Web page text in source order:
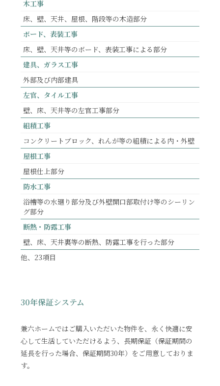
木工事
床、壁、天井、屋根、階段等の木造部分
ボード、表装工事
床、壁、天井等のボード、表装工事による部分
建具、ガラス工事
外部及び内部建具
左官、タイル工事
壁、床、天井等の左官工事部分
組積工事
コンクリートブロック、れんが等の組積による内・外壁
屋根工事
屋根仕上部分
防水工事
浴槽等の水廻り部分及び外壁開口部取付け等のシーリン
グ部分
断熱・防露工事
壁、床、天井裏等の断熱、防露工事を行った部分
他、23項目
30年保証システム
兼六ホームではご購入いただいた物件を、永く快適に安
心して生活していただけるよう、長期保証（保証期間の
延長を行った場合、保証期間30年）をご用意しておりま
す。